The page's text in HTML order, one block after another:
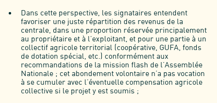
Dans cette perspective, les signataires entendent
favoriser une juste répartition des revenus de la
centrale, dans une proportion réservée principalement
au propriétaire et à l’exploitant, et pour une partie à un
collectif agricole territorial (coopérative, GUFA, fonds
de dotation spécial, etc.) conformément aux
recommandations de la mission flash de l’Assemblée
Nationale ; cet abondement volontaire n’a pas vocation
à se cumuler avec l’éventuelle compensation agricole
collective si le projet y est soumis ;